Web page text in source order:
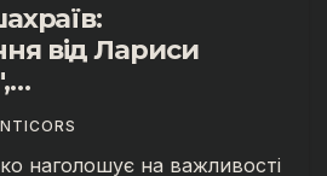
від Лариси
ФРОНТ
наголошує на важливості